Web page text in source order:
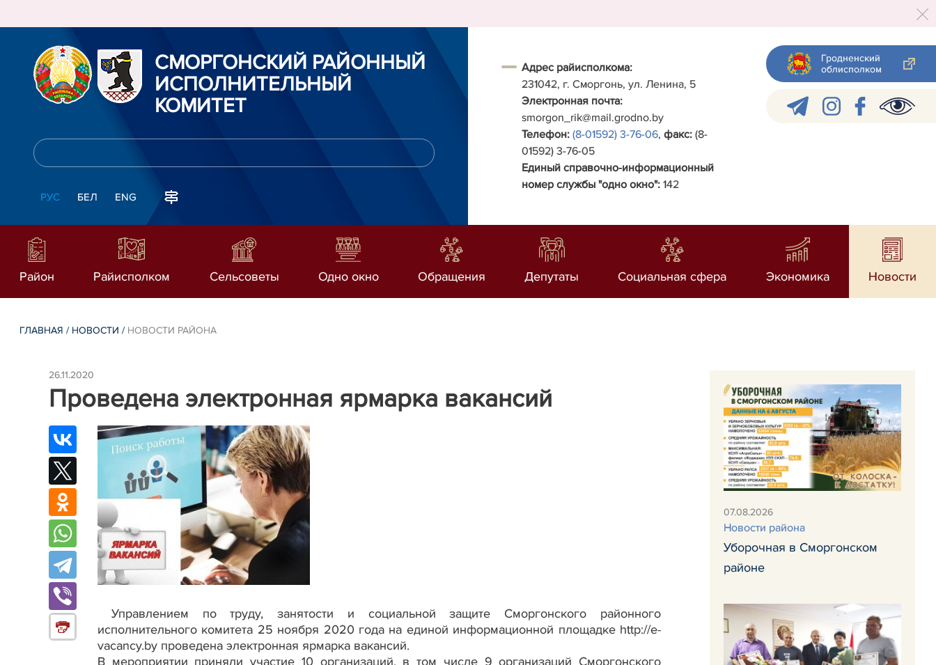
СМОРГОНСКИЙ РАЙОННЫЙ
ИСПОЛНИТЕЛЬНЫЙ
КОМИТЕТ
РУС БЕЛ ENG
Адрес райисполкома:
231042, г. Сморгонь, ул. Ленина, 5
Электронная почта:
smorgon_rik@mail.grodno.by
Телефон: (8-01592) 3-76-06, факс: (8-
01592) 3-76-05
Единый справочно-информационный
номер службы "одно окно": 142
Гродненский
облисполком
Район Райисполком Сельсоветы Одно окно Обращения Депутаты Социальная сфера Экономика Новости
ГЛАВНАЯ / НОВОСТИ / НОВОСТИ РАЙОНА
26.11.2020
Проведена электронная ярмарка вакансий
Управлением по труду, занятости и социальной защите Сморгонского районного
исполнительного комитета 25 ноября 2020 года на единой информационной площадке http://e-
vacancy.by проведена электронная ярмарка вакансий.
В мероприятии приняли участие 10 организаций, в том числе 9 организаций Сморгонского
07.08.2026
Новости района
Уборочная в Сморгонском
районе